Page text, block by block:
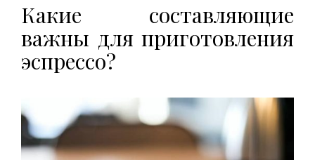
Какие составляющие
важны для приготовления
эспрессо?